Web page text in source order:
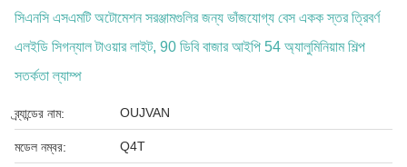
সিএনসি এসএমটি অটোমেশন সরঞ্জামগুলির জন্য ভাঁজযোগ্য বেস একক স্তর ত্রিবর্ণ
এলইডি সিগন্যাল টাওয়ার লাইট, 90 ডিবি বাজার আইপি 54 অ্যালুমিনিয়াম শিল্প
সতর্কতা ল্যাম্প
ব্র্যান্ডের নাম: OUJVAN
মডেল নম্বর: Q4T